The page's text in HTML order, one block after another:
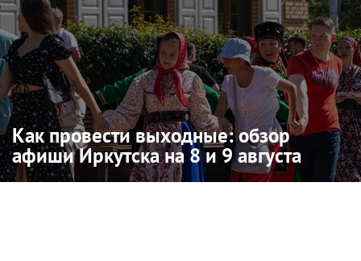
Как провести выходные: обзор
афиши Иркутска на 8 и 9 августа